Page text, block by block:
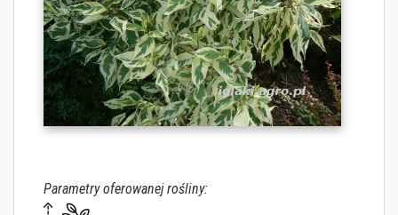
Parametry oferowanej rośliny: